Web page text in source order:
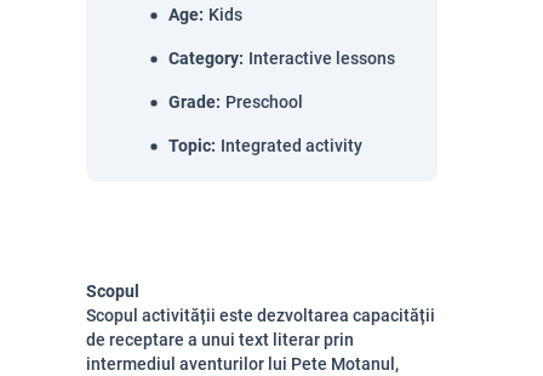
Age: Kids
Category: Interactive lessons
Grade: Preschool
Topic: Integrated activity
Scopul
Scopul activității este dezvoltarea capacității
de receptare a unui text literar prin
intermediul aventurilor lui Pete Motanul,